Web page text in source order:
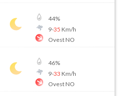
44%
9-35 Km/h
Ovest NO
46%
9-33 Km/h
Ovest NO